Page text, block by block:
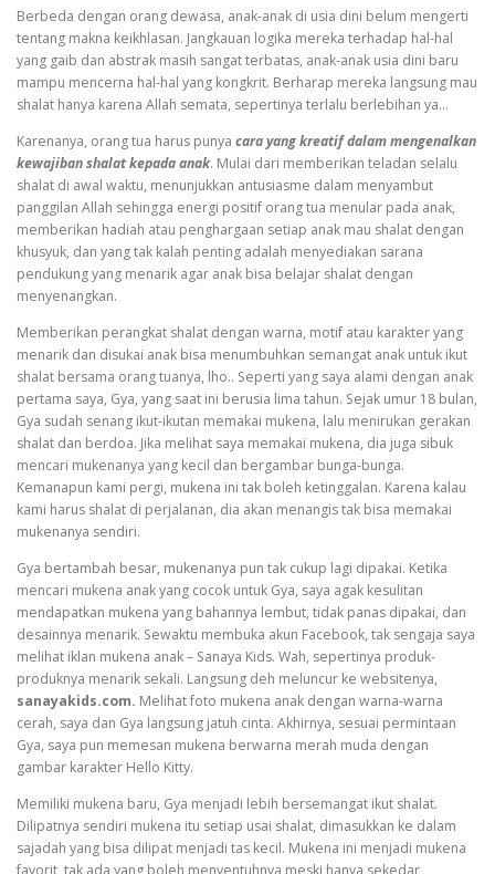
Berbeda dengan orang dewasa, anak-anak di usia dini belum mengerti
tentang makna keikhlasan. Jangkauan logika mereka terhadap hal-hal
yang gaib dan abstrak masih sangat terbatas, anak-anak usia dini baru
mampu mencerna hal-hal yang kongkrit. Berharap mereka langsung mau
shalat hanya karena Allah semata, sepertinya terlalu berlebihan ya…
Karenanya, orang tua harus punya cara yang kreatif dalam mengenalkan
kewajiban shalat kepada anak. Mulai dari memberikan teladan selalu
shalat di awal waktu, menunjukkan antusiasme dalam menyambut
panggilan Allah sehingga energi positif orang tua menular pada anak,
memberikan hadiah atau penghargaan setiap anak mau shalat dengan
khusyuk, dan yang tak kalah penting adalah menyediakan sarana
pendukung yang menarik agar anak bisa belajar shalat dengan
menyenangkan.
Memberikan perangkat shalat dengan warna, motif atau karakter yang
menarik dan disukai anak bisa menumbuhkan semangat anak untuk ikut
shalat bersama orang tuanya, lho.. Seperti yang saya alami dengan anak
pertama saya, Gya, yang saat ini berusia lima tahun. Sejak umur 18 bulan,
Gya sudah senang ikut-ikutan memakai mukena, lalu menirukan gerakan
shalat dan berdoa. Jika melihat saya memakai mukena, dia juga sibuk
mencari mukenanya yang kecil dan bergambar bunga-bunga.
Kemanapun kami pergi, mukena ini tak boleh ketinggalan. Karena kalau
kami harus shalat di perjalanan, dia akan menangis tak bisa memakai
mukenanya sendiri.
Gya bertambah besar, mukenanya pun tak cukup lagi dipakai. Ketika
mencari mukena anak yang cocok untuk Gya, saya agak kesulitan
mendapatkan mukena yang bahannya lembut, tidak panas dipakai, dan
desainnya menarik. Sewaktu membuka akun Facebook, tak sengaja saya
melihat iklan mukena anak – Sanaya Kids. Wah, sepertinya produk-
produknya menarik sekali. Langsung deh meluncur ke websitenya,
sanayakids.com. Melihat foto mukena anak dengan warna-warna
cerah, saya dan Gya langsung jatuh cinta. Akhirnya, sesuai permintaan
Gya, saya pun memesan mukena berwarna merah muda dengan
gambar karakter Hello Kitty.
Memiliki mukena baru, Gya menjadi lebih bersemangat ikut shalat.
Dilipatnya sendiri mukena itu setiap usai shalat, dimasukkan ke dalam
sajadah yang bisa dilipat menjadi tas kecil. Mukena ini menjadi mukena
favorit, tak ada yang boleh menyentuhnya meski hanya sekedar